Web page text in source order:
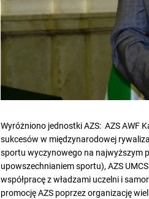
Wyróżniono jednostki AZS: AZS AWF
sukcesów w międzynarodowej
sportu wyczynowego na najwyższym
upowszechnianiem sportu), AZS
współpracę z władzami uczelni i
promocję AZS poprzez organizację